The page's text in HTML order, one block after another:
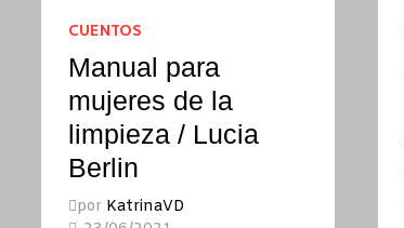
CUENTOS
Manual para
mujeres de la
limpieza / Lucia
Berlin
por KatrinaVD